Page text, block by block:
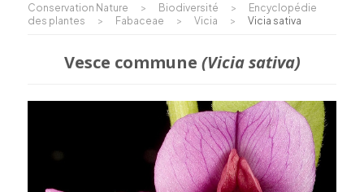
Conservation Nature > Biodiversité >
Encyclopédie
des plantes
> Fabaceae > Vicia > Vicia sativa
Vesce commune (Vicia sativa)